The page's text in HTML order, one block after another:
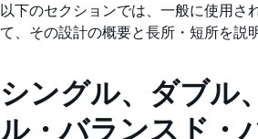
以下のセクションでは、一般に使用さ
て、その設計の概要と長所・短所を説
シングル、ダブル
ル・バランスド・